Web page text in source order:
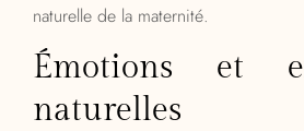
naturelle de la maternité.
Émotions et
naturelles